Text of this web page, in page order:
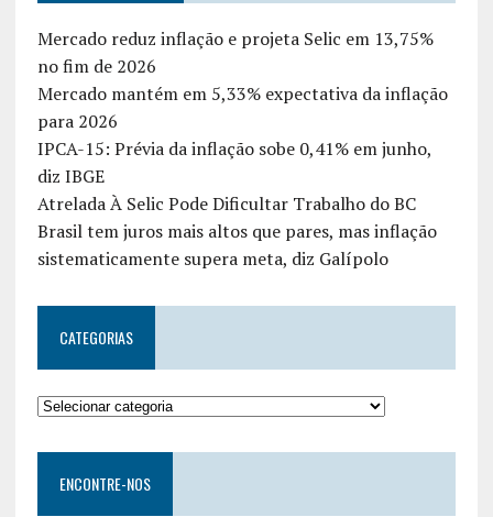
Mercado reduz inflação e projeta Selic em 13,75%
no fim de 2026
Mercado mantém em 5,33% expectativa da inflação
para 2026
IPCA-15: Prévia da inflação sobe 0,41% em junho,
diz IBGE
Atrelada À Selic Pode Dificultar Trabalho do BC
Brasil tem juros mais altos que pares, mas inflação
sistematicamente supera meta, diz Galípolo
CATEGORIAS
ENCONTRE-NOS